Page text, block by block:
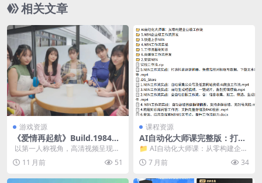
相关文章
游戏资源
《爱情再起航》Build.198480
12 全DLC 真人美女互动影游
豪华中文版
​ 以第一人称视角，高清视频呈现的
真人浪漫冒险。 作为主角，您将选
择行动来努力创...
11 月前 51
课程资源
AI自动化大师课完整版：打造
企业级工作流实战教程
📁 AI自动化大师课：从零构建企业
级工作流📁 5.N8N企业级工作流开
发📁 3....
7 月前 34